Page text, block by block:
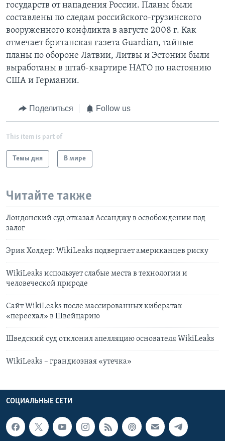
государств от нападения России. Планы были
составлены по следам российского-грузинского
вооруженного конфликта в августе 2008 г. Как
отмечает британская газета Guardian, тайные
планы по обороне Латвии, Литвы и Эстонии были
выработаны в штаб-квартире НАТО по настоянию
США и Германии.
Поделиться Follow us
This item is part of
Темы дня В мире
Читайте также
Лондонский суд отказал Ассанджу в освобождении под
залог
Эрик Холдер: WikiLeaks подвергает американцев риску
WikiLeaks использует слабые места в технологии и
человеческой природе
Сайт WikiLeaks после массированных кибератак
«переехал» в Швейцарию
Шведский суд отклонил апелляцию основателя WikiLeaks
WikiLeaks – грандиозная «утечка»
СОЦИАЛЬНЫЕ СЕТИ